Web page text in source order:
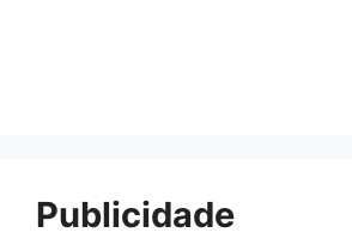
Publicidade